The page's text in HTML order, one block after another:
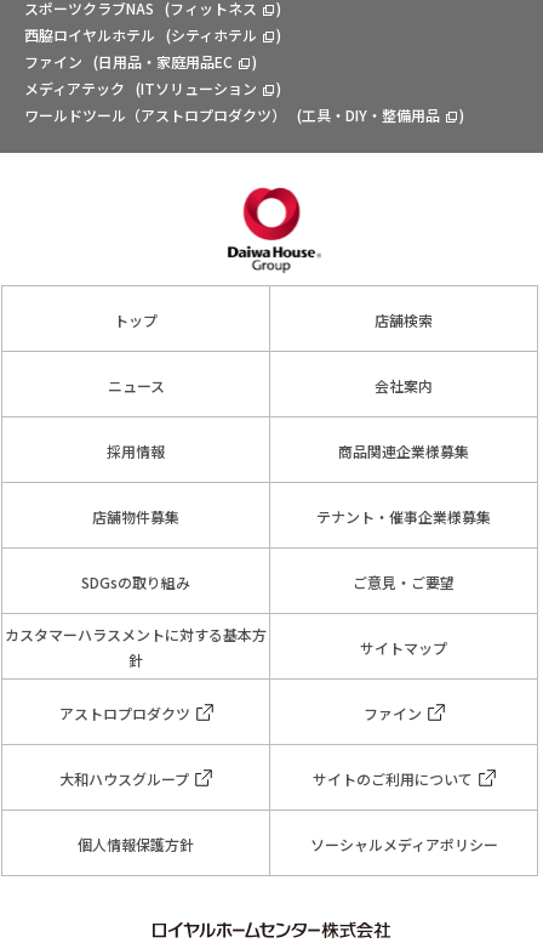
スポーツクラブNAS (フィットネス
)
西脇ロイヤルホテル (シティホテル
)
ファイン (日用品・家庭用品EC
)
メディアテック (ITソリューション
)
ワールドツール（アストロプロダクツ）
(工具・DIY・整備用品 )
トップ 店舗検索
ニュース 会社案内
採用情報 商品関連企業様募集
店舗物件募集 テナント・催事企業様募集
SDGsの取り組み ご意見・ご要望
カスタマーハラスメントに対する基本方
針
サイトマップ
アストロプロダクツ ファイン
大和ハウスグループ サイトのご利用について
個人情報保護方針 ソーシャルメディアポリシー